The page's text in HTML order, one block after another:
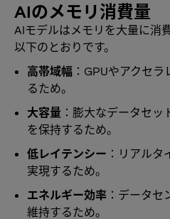
AIのメモリ消費量
AIモデルはメモリを大量に消
以下のとおりです。
高帯域幅 ：GPUやアクセ
るため。
大容量 ：膨大なデータセ
を保持するため。
低レイテンシー ：リアルタ
実現するため。
エネルギー効率 ：データセ
維持するため。